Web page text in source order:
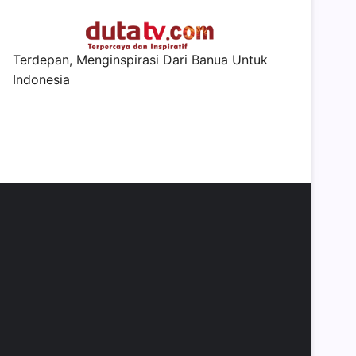
Terdepan, Menginspirasi Dari Banua Untuk
Indonesia